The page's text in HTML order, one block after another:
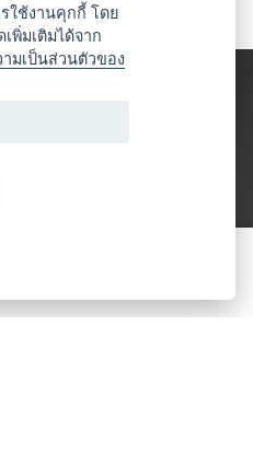
ใช้งานคุกกี้ โดย
พิ่มเติมได้จาก
มเป็นส่วนตัวของ